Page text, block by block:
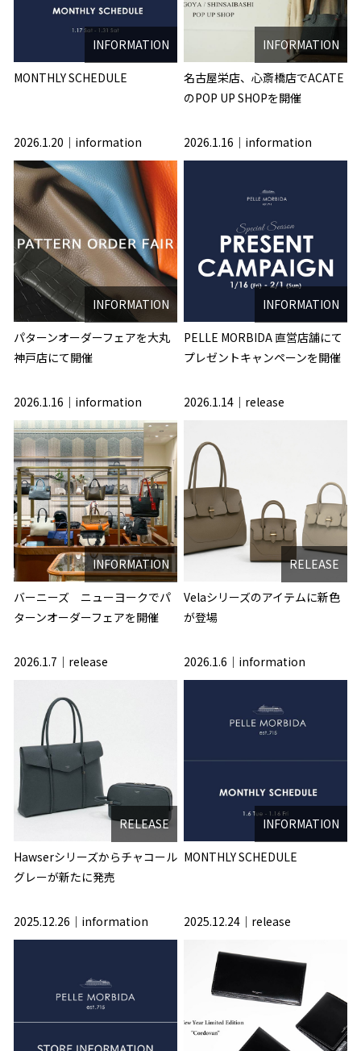
INFORMATION
MONTHLY SCHEDULE
INFORMATION
名古屋栄店、心斎橋店でACATE
のPOP UP SHOPを開催
2026.1.20 information
INFORMATION
パターンオーダーフェアを大丸
神戸店にて開催
2026.1.16 information
INFORMATION
PELLE MORBIDA 直営店舗にて
プレゼントキャンペーンを開催
2026.1.16 information
INFORMATION
バーニーズ ニューヨークでパ
ターンオーダーフェアを開催
2026.1.14 release
RELEASE
Velaシリーズのアイテムに新色
が登場
2026.1.7 release
RELEASE
Hawserシリーズからチャコール
グレーが新たに発売
2026.1.6 information
INFORMATION
MONTHLY SCHEDULE
2025.12.26 information 2025.12.24 release